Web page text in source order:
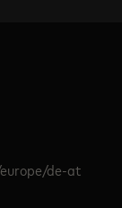
de-at